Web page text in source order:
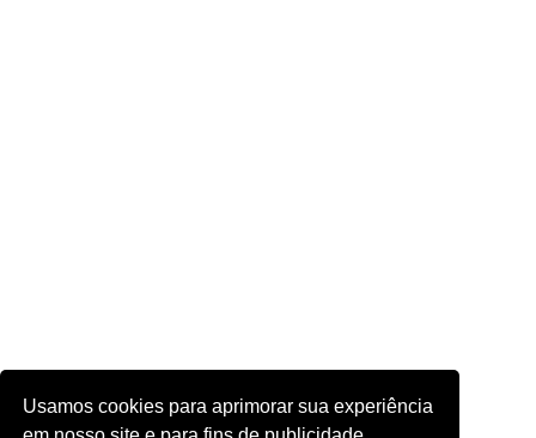
Usamos cookies para aprimorar sua experiência